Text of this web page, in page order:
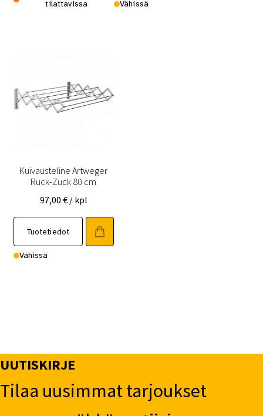
tilattavissa Vähissä
Kuivausteline Artweger
Ruck-Zuck 80 cm
97,00 € / kpl
Tuotetiedot
Vähissä
UUTISKIRJE
Tilaa uusimmat tarjoukset